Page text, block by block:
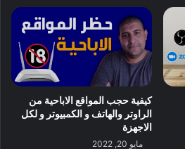
كيفية حجب المواقع الاباحية من
الراوتر والهاتف و الكمبيوتر و لكل
الاجهزة
مايو 20, 2022